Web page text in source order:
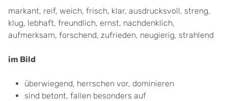
markant, reif, weich, frisch, klar, ausdrucksvoll, streng,
klug, lebhaft, freundlich, ernst, nachdenklich,
aufmerksam, forschend, zufrieden, neugierig, strahlend
im Bild
überwiegend, herrschen vor, dominieren
sind betont, fallen besonders auf